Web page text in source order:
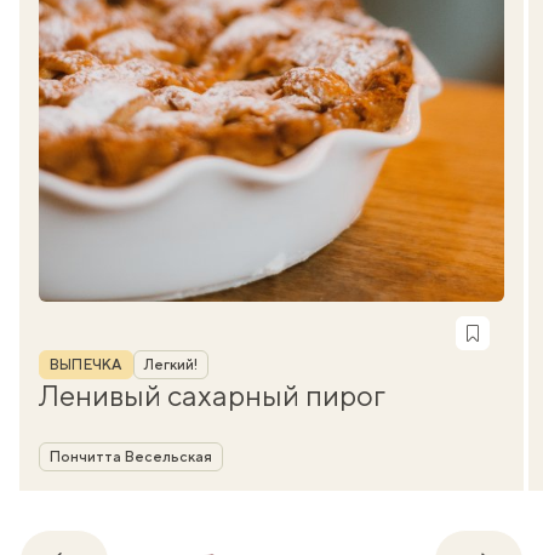
Рубрика
ВЫПЕЧКА Легкий!
Ленивый сахарный пирог
Автор
Пончитта Весельская